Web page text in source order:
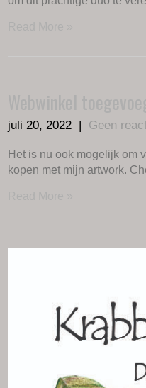
juli 20, 2022 | Geen
Het is nu ook mogelijk om
kopen met mijn artwork.